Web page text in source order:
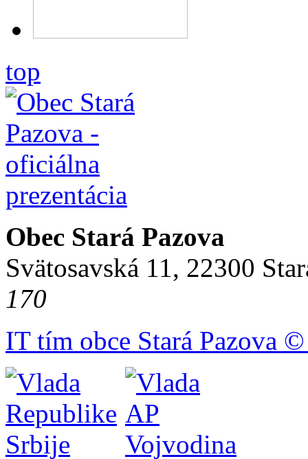
top
Obec Stará Pazova
Svätosavská 11, 22300
170
IT tím obce Stará Pazova